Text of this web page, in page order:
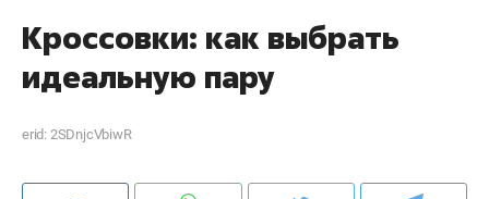
Кроссовки: как выбрать
идеальную пару
erid: 2SDnjcVbiwR